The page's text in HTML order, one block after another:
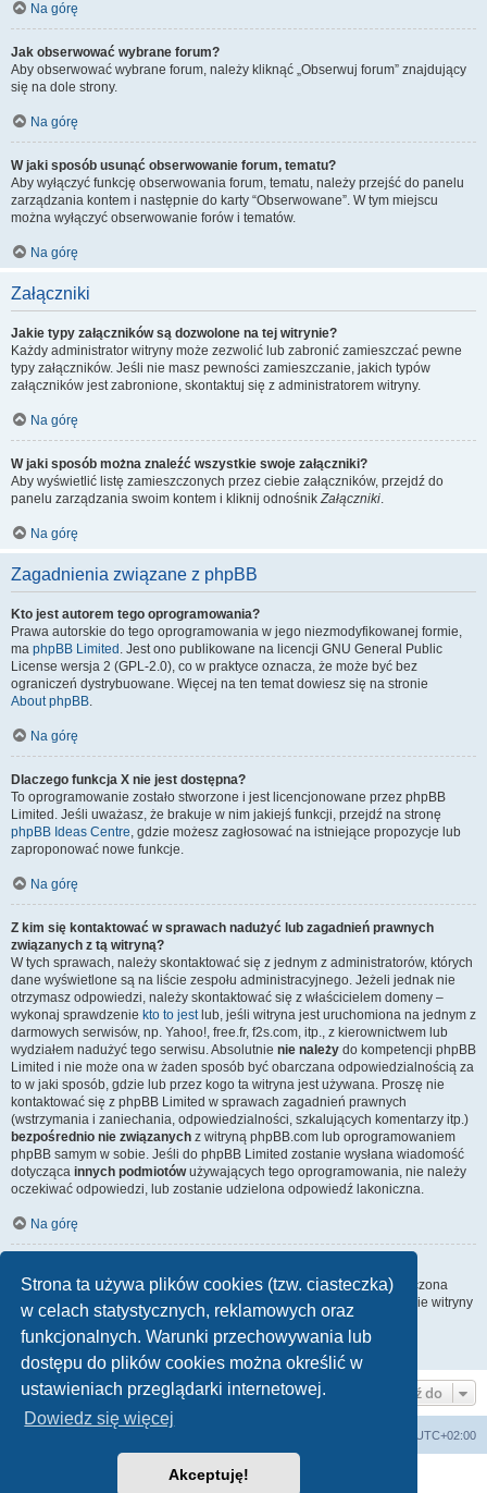
Strona ta używa plików cookies (tzw. ciasteczka)
w celach statystycznych, reklamowych oraz
funkcjonalnych. Warunki przechowywania lub
dostępu do plików cookies można określić w
ustawieniach przeglądarki internetowej.
Dowiedz się więcej
Akceptuję!
Na górę
Jak obserwować wybrane forum?
Aby obserwować wybrane forum, należy kliknąć „Obserwuj forum” znajdujący
się na dole strony.
Na górę
W jaki sposób usunąć obserwowanie forum, tematu?
Aby wyłączyć funkcję obserwowania forum, tematu, należy przejść do panelu
zarządzania kontem i następnie do karty “Obserwowane”. W tym miejscu
można wyłączyć obserwowanie forów i tematów.
Na górę
Załączniki
Jakie typy załączników są dozwolone na tej witrynie?
Każdy administrator witryny może zezwolić lub zabronić zamieszczać pewne
typy załączników. Jeśli nie masz pewności zamieszczanie, jakich typów
załączników jest zabronione, skontaktuj się z administratorem witryny.
Na górę
W jaki sposób można znaleźć wszystkie swoje załączniki?
Aby wyświetlić listę zamieszczonych przez ciebie załączników, przejdź do
panelu zarządzania swoim kontem i kliknij odnośnikZałączniki.
Na górę
Zagadnienia związane z phpBB
Kto jest autorem tego oprogramowania?
Prawa autorskie do tego oprogramowania w jego niezmodyfikowanej formie,
ma phpBB Limited . Jest ono publikowane na licencji GNU General Public
License wersja 2 (GPL-2.0), co w praktyce oznacza, że może być bez
ograniczeń dystrybuowane. Więcej na ten temat dowiesz się na stronie
About phpBB.
Na górę
Dlaczego funkcja X nie jest dostępna?
To oprogramowanie zostało stworzone i jest licencjonowane przez phpBB
Limited. Jeśli uważasz, że brakuje w nim jakiejś funkcji, przejdź na stronę
phpBB Ideas Centre, gdzie możesz zagłosować na istniejące propozycje lub
zaproponować nowe funkcje.
Na górę
Z kim się kontaktować w sprawach nadużyć lub zagadnień prawnych
związanych z tą witryną?
W tych sprawach, należy skontaktować się z jednym z administratorów, których
dane wyświetlone są na liście zespołu administracyjnego. Jeżeli jednak nie
otrzymasz odpowiedzi, należy skontaktować się z właścicielem domeny –
wykonaj sprawdzenie kto to jestlub, jeśli witryna jest uruchomiona na jednym z
darmowych serwisów, np. Yahoo!, free.fr, f2s.com, itp., z kierownictwem lub
wydziałem nadużyć tego serwisu. Absolutnie nie należy do kompetencji phpBB
Limited i nie może ona w żaden sposób być obarczana odpowiedzialnością za
to w jaki sposób, gdzie lub przez kogo ta witryna jest używana. Proszę nie
kontaktować się z phpBB Limited w sprawach zagadnień prawnych
(wstrzymania i zaniechania, odpowiedzialności, szkalujących komentarzy itp.)
bezpośrednio nie związanych z witryną phpBB.com lub oprogramowaniem
phpBB samym w sobie. Jeśli do phpBB Limited zostanie wysłana wiadomość
dotycząca innych podmiotówużywających tego oprogramowania, nie należy
oczekiwać odpowiedzi, lub zostanie udzielona odpowiedź lakoniczna.
Na górę
Wszyscy użytkownicy witryny mogą używać – jeśli funkcja ta jest włączona
przez administratora witryny – formularza „Kontakt z nami”. Członkowie witryny
mogą także używać odnośnika „Zespół administracyjny”.
Na górę
Przejdź do
UTC+02:00
Technologię dostarczaphpBB® Forum Software © phpBB Limited